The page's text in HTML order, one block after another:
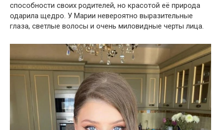
способности своих родителей, но красотой её природа
одарила щедро. У Марии невероятно выразительные
глаза, светлые волосы и очень миловидные черты лица.